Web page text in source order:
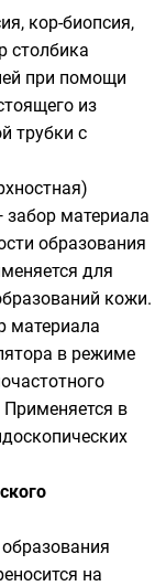
кор-биопсия,
столбика
при помощи
из
трубки с
материала
образования
для
кожи.
материала
в режиме
Применяется в
на